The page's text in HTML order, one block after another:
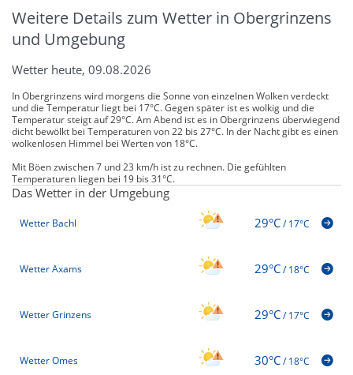
Weitere Details zum Wetter in Obergrinzens
und Umgebung
Wetter heute, 09.08.2026
In Obergrinzens wird morgens die Sonne von einzelnen Wolken verdeckt
und die Temperatur liegt bei 17°C. Gegen später ist es wolkig und die
Temperatur steigt auf 29°C. Am Abend ist es in Obergrinzens überwiegend
dicht bewölkt bei Temperaturen von 22 bis 27°C. In der Nacht gibt es einen
wolkenlosen Himmel bei Werten von 18°C.
Mit Böen zwischen 7 und 23 km/h ist zu rechnen. Die gefühlten
Temperaturen liegen bei 19 bis 31°C.
Das Wetter in der Umgebung
Wetter Bachl 29°C/17°C
Wetter Axams 29°C/18°C
Wetter Grinzens 29°C/17°C
Wetter Omes 30°C/18°C